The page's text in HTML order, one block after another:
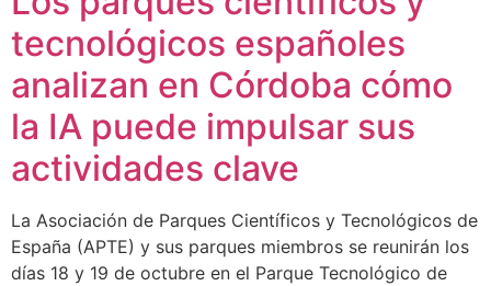
tecnológicos españoles
analizan en Córdoba cómo
la IA puede impulsar sus
actividades clave
La Asociación de Parques Científicos y Tecnológicos de
España (APTE) y sus parques miembros se reunirán los
días 18 y 19 de octubre en el Parque Tecnológico de